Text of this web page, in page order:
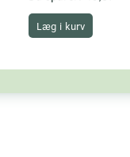
Læg i kurv